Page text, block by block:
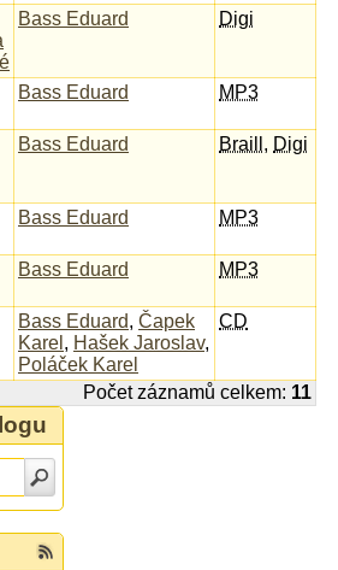
Bass Eduard Digi
Bass Eduard MP3
Bass Eduard Braill , Digi
Bass Eduard MP3
Bass Eduard MP3
Bass Eduard, Čapek
Karel , Hašek Jaroslav,
Poláček Karel
CD
Počet záznamů celkem: 11